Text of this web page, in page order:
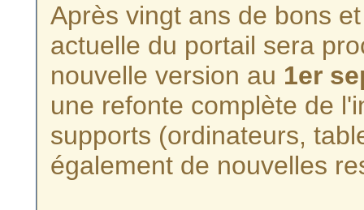
Après vingt ans de bons
actuelle du portail sera
nouvelle version au 1er
une refonte complète de
supports (ordinateurs,
également de nouvelles